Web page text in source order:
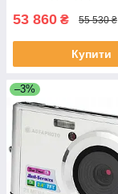
53 860 ₴ 55 530 ₴
Купити
–3%